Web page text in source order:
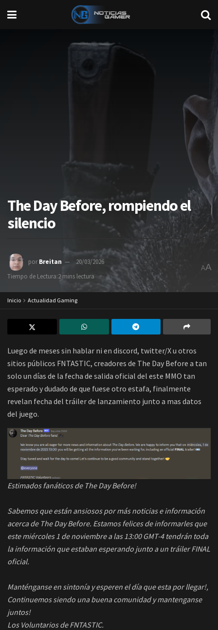
The Day Before, rompiendo el
silencio
por Breitan
20/03/2026
Tiempo de Lectura:2 mins lectura
AA
Inicio Actualidad Gaming
Luego de meses sin hablar ni en discord, twitter/X u otros
sitios públicos FNTASTIC, creadores de The Day Before a tan
solo un días de la fecha de salida oficial del este MMO tan
esperado y dudado de que fuese otro estafa, finalmente
revelan fecha del tráiler de lanzamiento junto a mas datos
del juego.
Estimados fanáticos de The Day Before!
Sabemos que están ansiosos por más noticias e información
acerca de The Day Before. Estamos felices de informarles que
este miércoles 1 de noviembre a las 13:00 GMT-4 tendrán toda
la información que estaban esperando junto a un tráiler FINAL
oficial.
Manténganse en sintonía y esperen el día que esta por llegar!,
Continuemos siendo una buena comunidad y mantenganse
juntos!
Los Voluntarios de FNTASTIC.